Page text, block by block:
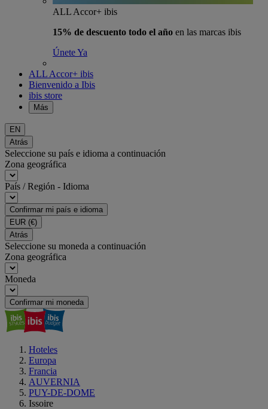
ALL Accor+ ibis
15% de descuento todo el año en las marcas ibis
Únete Ya
ALL Accor+ ibis
Bienvenido a Ibis
ibis store
Más
EN
Atrás
Seleccione su país e idioma a continuación
Zona geográfica
País / Región - Idioma
Confirmar mi país e idioma
EUR (€)
Atrás
Seleccione su moneda a continuación
Zona geográfica
Moneda
Confirmar mi moneda
Hoteles
Europa
Francia
AUVERNIA
PUY-DE-DOME
Issoire